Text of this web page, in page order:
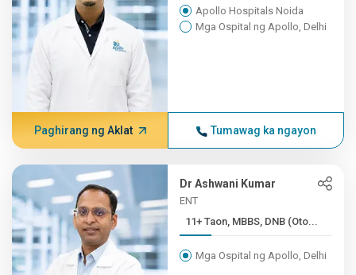
Apollo Hospitals Noida
Mga Ospital ng Apollo, Delhi
Paghirang ng Aklat Tumawag ka ngayon
Dr Ashwani Kumar
ENT
11+ Taon, MBBS, DNB (Oto...
Mga Ospital ng Apollo, Delhi